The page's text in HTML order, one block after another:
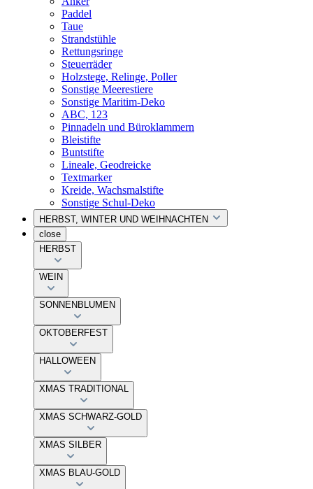
Paddel
Taue
Strandstühle
Rettungsringe
Steuerräder
Holzstege, Relinge, Poller
Sonstige Meerestiere
Sonstige Maritim-Deko
ABC, 123
Pinnadeln und Büroklammern
Bleistifte
Buntstifte
Lineale, Geodreicke
Textmarker
Kreide, Wachsmalstifte
Sonstige Schul-Deko
HERBST, WINTER UND WEIHNACHTEN
close
HERBST
WEIN
SONNENBLUMEN
OKTOBERFEST
HALLOWEEN
XMAS TRADITIONAL
XMAS SCHWARZ-GOLD
XMAS SILBER
XMAS BLAU-GOLD